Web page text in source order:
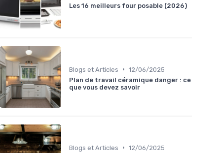
Les 16 meilleurs four posable (2026)
Blogs et Articles • 12/06/2025
Plan de travail céramique danger : ce
que vous devez savoir
Blogs et Articles • 12/06/2025